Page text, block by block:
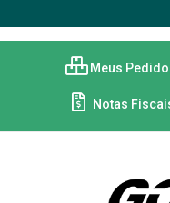
Meus
Notas